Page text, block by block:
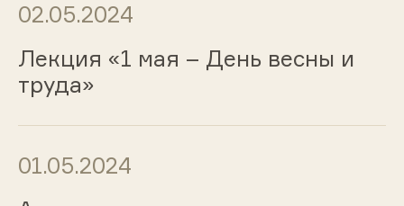
02.05.2024
Лекция «1 мая – День весны и
труда»
01.05.2024